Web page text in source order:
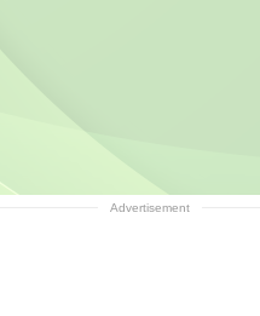
Advertisement